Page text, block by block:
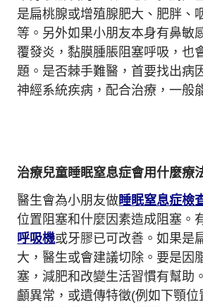
是扁桃腺或增殖腺肥大、肥胖、
等。另外如果小朋友本身有鼻敏
覆發炎，黏膜腫脹阻塞呼吸，也
題。是否棘手難醫，首要找出病
神經系統疾病，配合治療，一般
治療兒童睡眠窒息症會用什麼療
醫生會為小朋友做睡眠窒息症檢
位置阻塞和什麼因素造成阻塞。
呼吸機或牙膠已可改善。如果是
大，醫生或會建議切除。要是因
塞，減肥和改變生活習慣有幫助
顱異常，或遺傳特徵(例如下顎